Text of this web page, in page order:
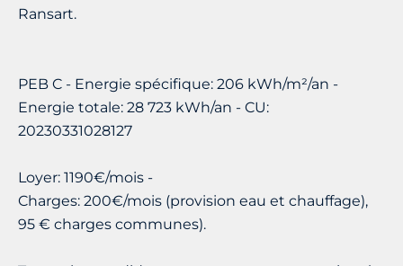
Ransart.
PEB C - Energie spécifique: 206 kWh/m²/an -
Energie totale: 28 723 kWh/an - CU:
20230331028127
Loyer: 1190€/mois -
Charges: 200€/mois (provision eau et chauffage),
95 € charges communes).